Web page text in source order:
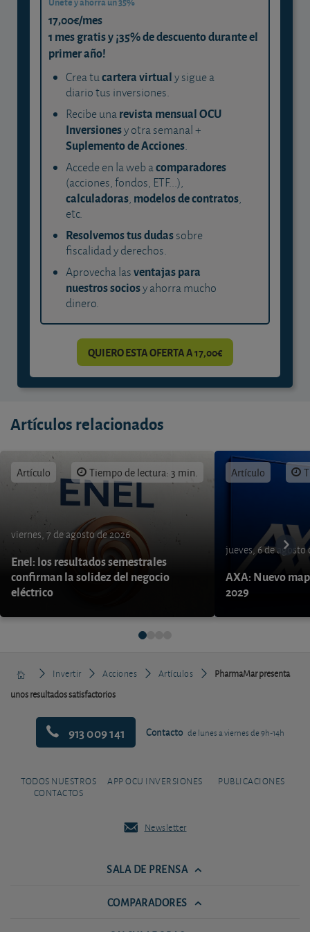
17,00€/mes
1 mes gratis y ¡35% de descuento durante el
primer año!
Crea tucartera virtualy sigue a
diario tus inversiones.
Recibe unarevista mensual OCU
Inversionesy otra semanal +
Suplemento de Acciones.
Accede en la web acomparadores
(acciones, fondos, ETF...),
calculadoras, modelos de contratos,
etc.
Resolvemos tus dudassobre
fiscalidad y derechos.
Aprovecha lasventajas para
nuestros sociosy ahorra mucho
dinero.
QUIERO ESTA OFERTA A 17,00€
Artículos relacionados
Artículo Tiempo de lectura: 3 min.
viernes, 7 de agosto de 2026
Enel: los resultados semestrales
confirman la solidez del negocio
eléctrico
Artículo
jueves, 6 de agosto
AXA: Nuevo
2029
Invertir Acciones Artículos
PharmaMar presenta
unos resultados satisfactorios
913 009 141 Contacto de lunes a viernes de 9h-14h
TODOS NUESTROS
CONTACTOS
APP OCU INVERSIONES PUBLICACIONES
Newsletter
SALA DE PRENSA
COMPARADORES